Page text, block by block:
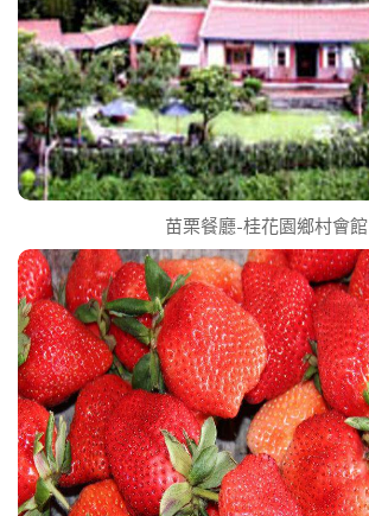
苗栗餐廳-桂花園鄉村會館